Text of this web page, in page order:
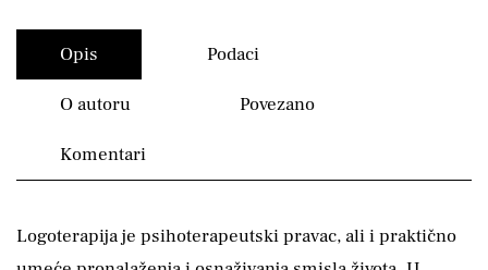
Opis Podaci
O autoru Povezano
Komentari
Logoterapija je psihoterapeutski pravac, ali i praktično